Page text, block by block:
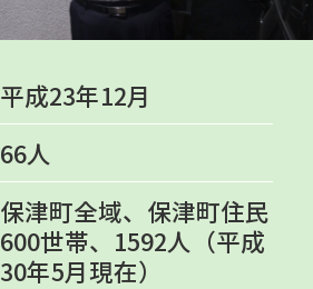
平成23年12月
66人
保津町全域、保津町住民
600世帯、1592人（平成
30年5月現在）